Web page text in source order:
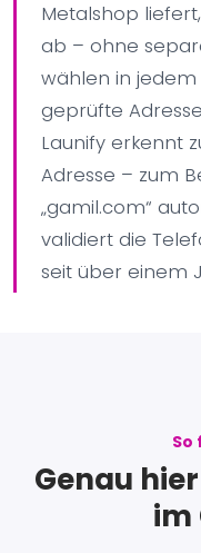
Metalshop
ab – ohne
wählen in jedem
geprüfte
Launify erkennt
Adresse – zum
„gamil.com“
validiert die
seit über einem
Genau
im